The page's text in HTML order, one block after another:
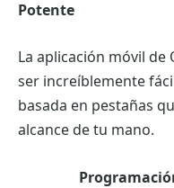
Potente
La aplicación móvil de
ser increíblemente
basada en pestañas
alcance de tu mano.